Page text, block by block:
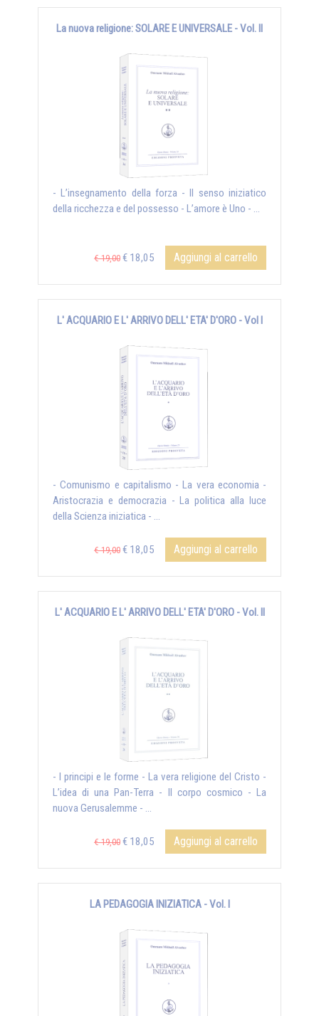
La nuova religione: SOLARE E UNIVERSALE - Vol. II
- L’insegnamento della forza - Il senso iniziatico
della ricchezza e del possesso - L’amore è Uno - ...
€ 19,00 € 18,05 Aggiungi al carrello
L' ACQUARIO E L' ARRIVO DELL' ETA' D'ORO - Vol I
- Comunismo e capitalismo - La vera economia -
Aristocrazia e democrazia - La politica alla luce
della Scienza iniziatica - ...
€ 19,00 € 18,05 Aggiungi al carrello
L' ACQUARIO E L' ARRIVO DELL' ETA' D'ORO - Vol. II
- I principi e le forme - La vera religione del Cristo -
L’idea di una Pan-Terra - Il corpo cosmico - La
nuova Gerusalemme - ...
€ 19,00 € 18,05 Aggiungi al carrello
LA PEDAGOGIA INIZIATICA - Vol. I